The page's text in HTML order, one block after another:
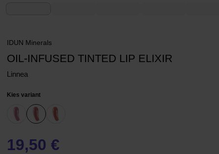
IDUN Minerals
OIL-INFUSED TINTED LIP ELIXIR
Linnea
Kies variant
19,50 €